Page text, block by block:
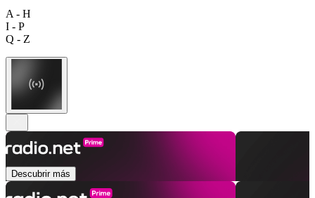
A - H
I - P
Q - Z
Descubrir más